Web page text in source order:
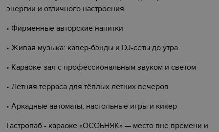
энергии и отличного настроения
• Фирменные авторские напитки
•Живая музыка: кавер-бэнды и DJ-сеты до утра
• Караоке-зал с профессиональным звуком и светом
•Летняя терраса для тёплых летних вечеров
•Аркадные автоматы, настольные игры и кикер
Гастропаб - караоке «ОСОБНЯК» — место вне времени и